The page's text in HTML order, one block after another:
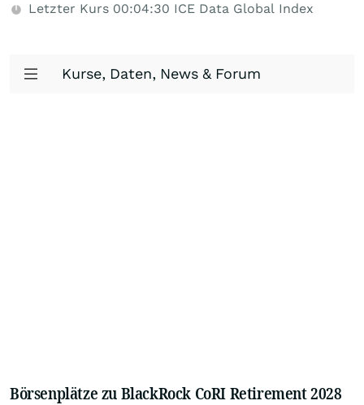
Letzter Kurs 00:04:30 ICE Data Global Index
Kurse, Daten, News & Forum
Börsenplätze zu BlackRock CoRI Retirement 2028